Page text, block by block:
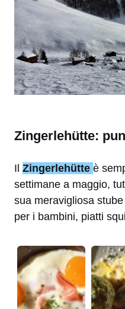
Zingerlehütte:
Il Zingerlehütte è
settimane a maggio,
sua meravigliosa
per i bambini, piatti